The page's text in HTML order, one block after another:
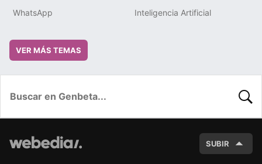
WhatsApp Inteligencia Artificial
VER MÁS TEMAS
SUBIR